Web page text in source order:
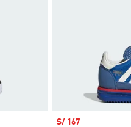
Precio de venta
S/ 167